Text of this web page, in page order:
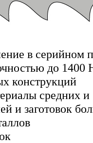
в серийном
до
конструкций
средних
и заготовок